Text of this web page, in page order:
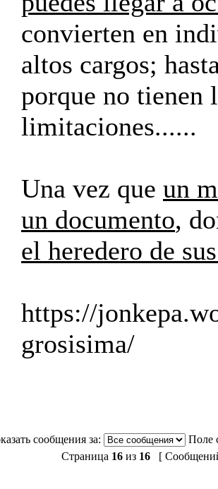
convierten en
altos cargos;
porque no tienen
limitaciones......
Una vez que un
un documento,
el heredero de
https://
grosisima/
сообщения за:
Поле
Страница 16 из 16 [